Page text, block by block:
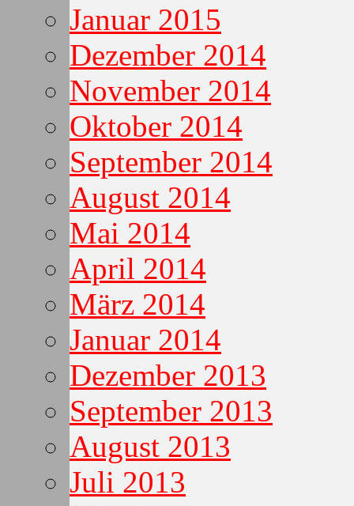
Januar 2015
Dezember 2014
November 2014
Oktober 2014
September 2014
August 2014
Mai 2014
April 2014
März 2014
Januar 2014
Dezember 2013
September 2013
August 2013
Juli 2013